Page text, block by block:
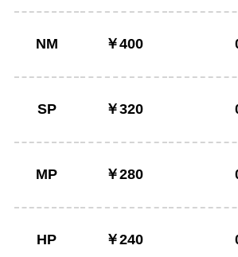
NM ￥400
SP ￥320
MP ￥280
HP ￥240